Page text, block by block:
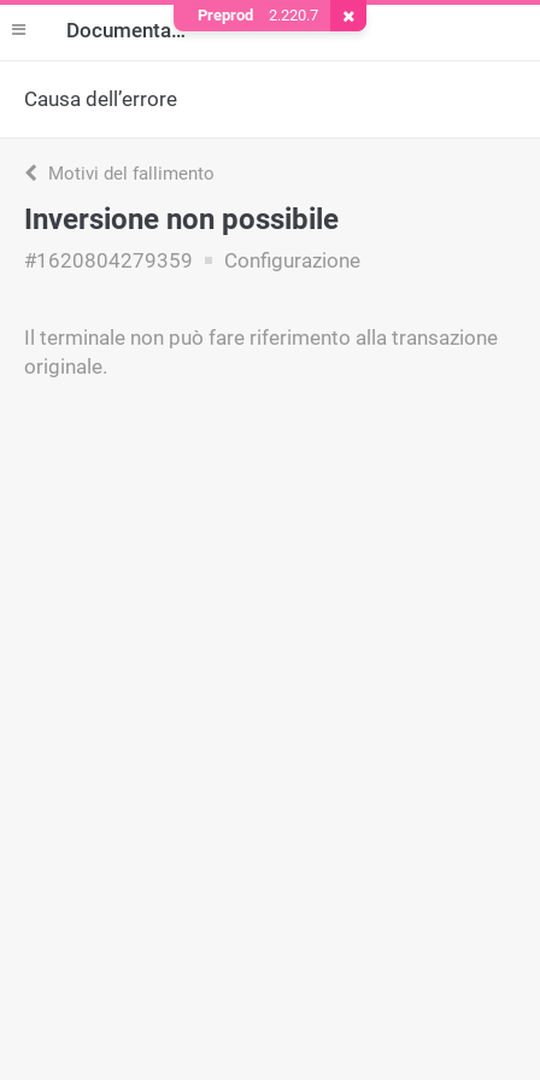
Documentazione
Causa dell’errore
Motivi del fallimento
Inversione non possibile
#1620804279359 Configurazione
Il terminale non può fare riferimento alla transazione
originale.
Preprod 2.220.7 Rimuovere il cookie